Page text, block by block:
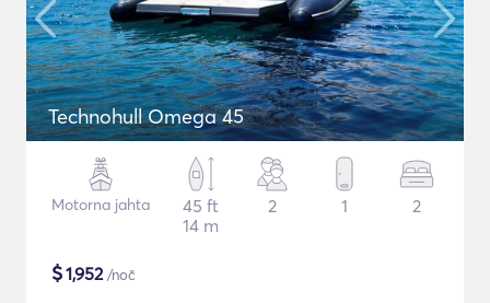
Technohull Omega 45
Motorna jahta
45 ft
14 m
2 1 2
$1,952/noč